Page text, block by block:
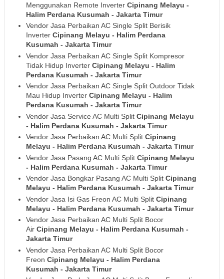
Menggunakan Remote Inverter Cipinang Melayu -
Halim Perdana Kusumah - Jakarta Timur
Vendor Jasa Perbaikan AC Single Split Berisik
Inverter Cipinang Melayu - Halim Perdana
Kusumah - Jakarta Timur
Vendor Jasa Perbaikan AC Single Split Kompresor
Tidak Hidup Inverter Cipinang Melayu - Halim
Perdana Kusumah - Jakarta Timur
Vendor Jasa Perbaikan AC Single Split Outdoor Tidak
Mau Hidup Inverter Cipinang Melayu - Halim
Perdana Kusumah - Jakarta Timur
Vendor Jasa Service AC Multi Split Cipinang Melayu
- Halim Perdana Kusumah - Jakarta Timur
Vendor Jasa Perbaikan AC Multi Split Cipinang
Melayu - Halim Perdana Kusumah - Jakarta Timur
Vendor Jasa Pasang AC Multi Split Cipinang Melayu
- Halim Perdana Kusumah - Jakarta Timur
Vendor Jasa Bongkar Pasang AC Multi Split Cipinang
Melayu - Halim Perdana Kusumah - Jakarta Timur
Vendor Jasa Isi Gas Freon AC Multi Split Cipinang
Melayu - Halim Perdana Kusumah - Jakarta Timur
Vendor Jasa Perbaikan AC Multi Split Bocor
Air Cipinang Melayu - Halim Perdana Kusumah -
Jakarta Timur
Vendor Jasa Perbaikan AC Multi Split Bocor
Freon Cipinang Melayu - Halim Perdana
Kusumah - Jakarta Timur